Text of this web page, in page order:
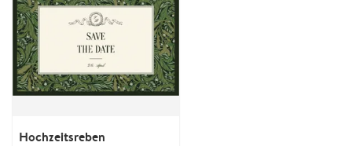
Hochzeitsreben